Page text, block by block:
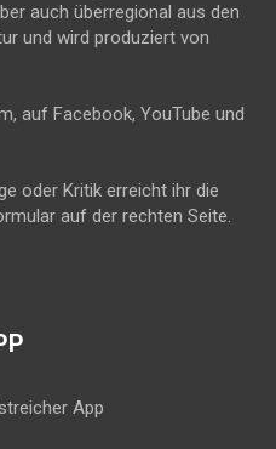
auch überregional aus den
und wird produziert von
auf Facebook, YouTube und
oder Kritik erreicht ihr die
auf der rechten Seite.